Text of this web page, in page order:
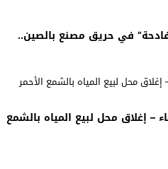
في حريق مصنع بالصين..
– إغلاق محل لبيع المياه بالشمع